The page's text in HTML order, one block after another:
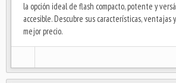
la opción ideal de flash compacto, potente y
accesible. Descubre sus características, ventajas
mejor precio.